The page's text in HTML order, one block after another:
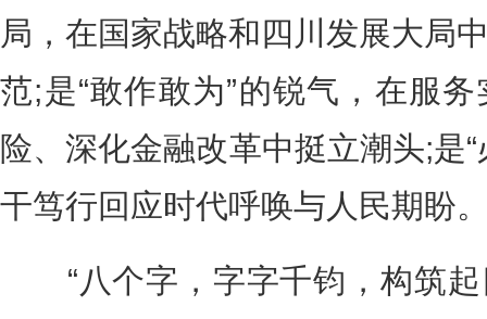
局，在国家战略和四川发展大局
范;是“敢作敢为”的锐气，在服
险、深化金融改革中挺立潮头;是
干笃行回应时代呼唤与人民期盼
“八个字，字字千钧，构筑起